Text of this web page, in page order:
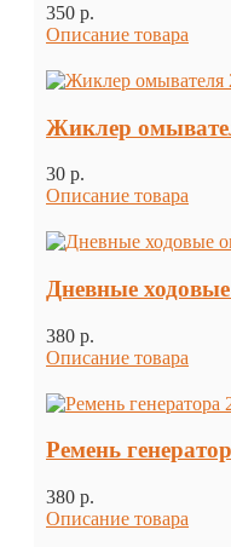
350 p.
Описание товара
Жиклер
30 p.
Описание товара
Дневные
380 p.
Описание товара
Ремень
380 p.
Описание товара